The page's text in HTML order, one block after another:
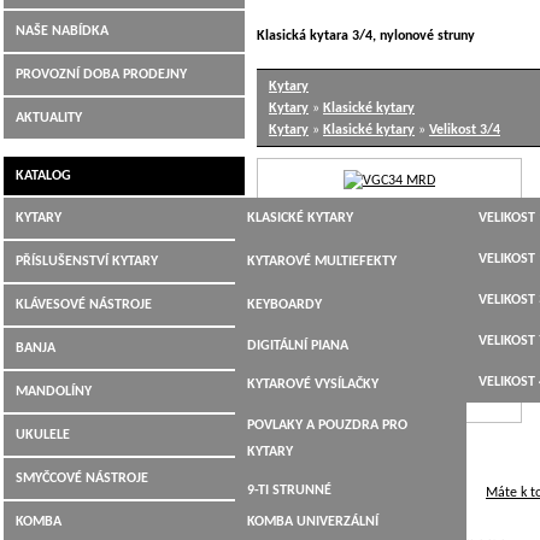
Klasická kytara 3/4, nylonové struny
Kytary
Kytary » Klasické kytary
Kytary » Klasické kytary » Velikost 3/4
Máte k
NAŠE NABÍDKA
PROVOZNÍ DOBA PRODEJNY
AKTUALITY
KATALOG
KYTARY KLASICKÉ KYTARY
JUMBO,
12-TI STRUNNÉ
9-TI STRUNNÉ
PŘÍSLUŠENSTVÍ KYTARY KYTAROVÉ MULTIEFEKTY
LADIČKY
KYTAROVÉ KABELY
KYTAROVÉ VYSÍLAČKY
POVLAKY A POUZDRA PRO
KYTARY
KLÁVESOVÉ NÁSTROJE KEYBOARDY
DIGITÁLNÍ PIANA
BANJA
MANDOLÍNY
UKULELE
SMYČCOVÉ NÁSTROJE
KOMBA KOMBA UNIVERZÁLNÍ